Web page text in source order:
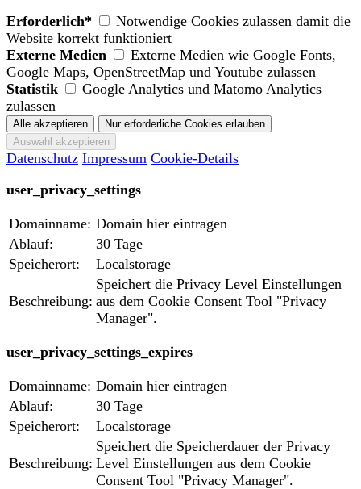
Erforderlich*
Notwendige Cookies zulassen damit die
Website korrekt funktioniert
Externe Medien
Externe Medien wie Google Fonts,
Google Maps, OpenStreetMap und Youtube zulassen
Statistik
Google Analytics und Matomo Analytics
zulassen
Datenschutz Impressum Cookie-Details
user_privacy_settings
Domainname: Domain hier eintragen
Ablauf:
30 Tage
Speicherort:
Localstorage
Beschreibung:
Speichert die Privacy Level Einstellungen
aus dem Cookie Consent Tool "Privacy
Manager".
user_privacy_settings_expires
Domainname: Domain hier eintragen
Ablauf:
30 Tage
Speicherort:
Localstorage
Beschreibung:
Speichert die Speicherdauer der Privacy
Level Einstellungen aus dem Cookie
Consent Tool "Privacy Manager".